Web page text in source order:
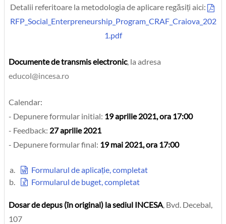
Detalii referitoare la metodologia de aplicare regăsiți aici:
RFP_Social_Enterpreneurship_Program_CRAF_Craiova_202
1.pdf
Documente de transmis electronic, la adresa
Calendar:
- Depunere formular initial: 19 aprilie 2021, ora 17:00
- Feedback: 27 aprilie 2021
- Depunere formular final: 19 mai 2021, ora 17:00
Formularul de aplicație, completat
Formularul de buget, completat
Dosar de depus (în original) la sediul INCESA, Bvd. Decebal,
107